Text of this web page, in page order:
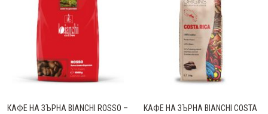
КАФЕ НА ЗЪРНА BIANCHI ROSSO –
КАФЕ НА ЗЪРНА BIANCHI COSTA